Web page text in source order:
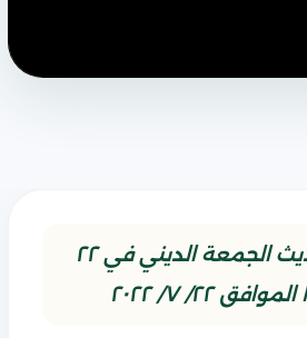
مقتطع من حديث الجمعة الديني في ٢٢